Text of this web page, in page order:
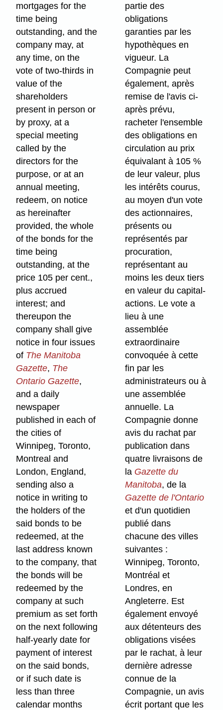
mortgages for the
time being
outstanding, and the
company may, at
any time, on the
vote of two-thirds in
value of the
shareholders
present in person or
by proxy, at a
special meeting
called by the
directors for the
purpose, or at an
annual meeting,
redeem, on notice
as hereinafter
provided, the whole
of the bonds for the
time being
outstanding, at the
price 105 per cent.,
plus accrued
interest; and
thereupon the
company shall give
notice in four issues
of The Manitoba
Gazette, The
Ontario Gazette,
and a daily
newspaper
published in each of
the cities of
Winnipeg, Toronto,
Montreal and
London, England,
sending also a
notice in writing to
the holders of the
said bonds to be
redeemed, at the
last address known
to the company, that
the bonds will be
redeemed by the
company at such
premium as set forth
on the next following
half-yearly date for
payment of interest
on the said bonds,
or if such date is
less than three
calendar months
partie des
obligations
garanties par les
hypothèques en
vigueur. La
Compagnie peut
également, après
remise de l'avis ci-
après prévu,
racheter l'ensemble
des obligations en
circulation au prix
équivalant à 105 %
de leur valeur, plus
les intérêts courus,
au moyen d'un vote
des actionnaires,
présents ou
représentés par
procuration,
représentant au
moins les deux tiers
en valeur du capital-
actions. Le vote a
lieu à une
assemblée
extraordinaire
convoquée à cette
fin par les
administrateurs ou à
une assemblée
annuelle. La
Compagnie donne
avis du rachat par
publication dans
quatre livraisons de
la Gazette du
Manitoba, de la
Gazette de l'Ontario
et d'un quotidien
publié dans
chacune des villes
suivantes :
Winnipeg, Toronto,
Montréal et
Londres, en
Angleterre. Est
également envoyé
aux détenteurs des
obligations visées
par le rachat, à leur
dernière adresse
connue de la
Compagnie, un avis
écrit portant que les